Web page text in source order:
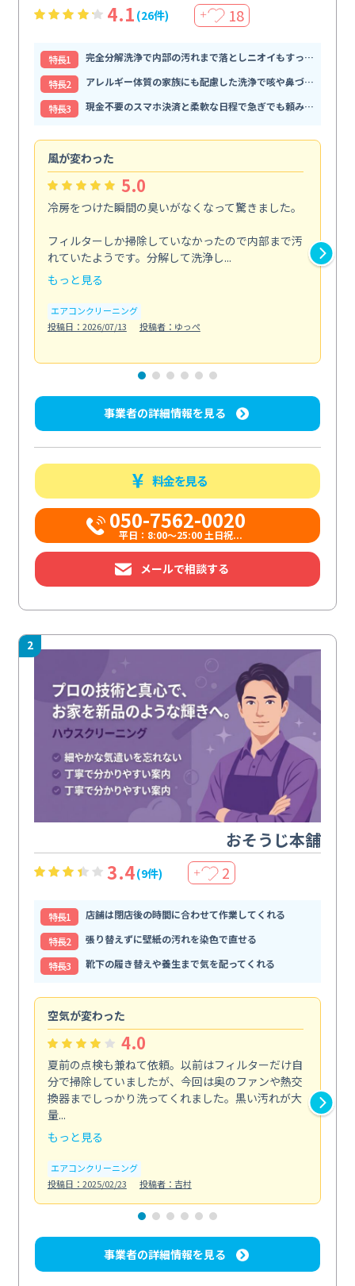
4.1 (26件) ＋ 18
特⻑1
完全分解洗浄で内部の汚れまで落としニオイもすっきり解消
特⻑2
アレルギー体質の家族にも配慮した洗浄で咳や鼻づまりが和らぐ
特⻑3
現金不要のスマホ決済と柔軟な日程で急ぎでも頼みやすい
風が変わった
5.0
冷房をつけた瞬間の臭いがなくなって驚きました。
フィルターしか掃除していなかったので内部まで汚
れていたようです。分解して洗浄し...
もっと見る
エアコンクリーニング
投稿日：2026/07/13
投稿者：ゆっぺ
事業者の詳細情報を見る
料金を見る
050-7562-0020
平日：8:00〜25:00 土日祝...
メールで相談する
2
おそうじ本舗
3.4(9件) ＋ 2
特⻑1
店舗は閉店後の時間に合わせて作業してくれる
特⻑2
張り替えずに壁紙の汚れを染色で直せる
特⻑3
靴下の履き替えや養生まで気を配ってくれる
空気が変わった
4.0
夏前の点検も兼ねて依頼。以前はフィルターだけ自
分で掃除していましたが、今回は奥のファンや熱交
換器までしっかり洗ってくれました。黒い汚れが大
量...
もっと見る
エアコンクリーニング
投稿日：2025/02/23
投稿者：吉村
事業者の詳細情報を見る